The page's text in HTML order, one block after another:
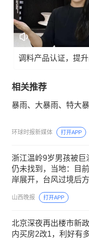
调料产品认证，提
相关推荐
暴雨、大暴雨、特大暴
环球时报新媒体 打开APP
浙江温岭9岁男孩被巨
仍未找到，当地：目
岸展开，台风过境后
海上搜救，“肯定不会放
山西晚报 打开APP
北京深夜再出楼市新
内买房2改1，利好有多